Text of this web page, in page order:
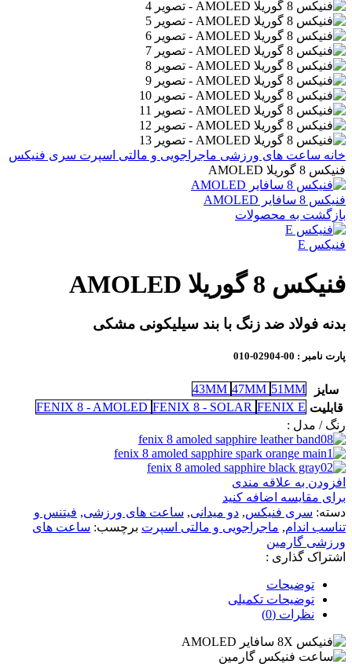
خانه ساعت های ورزشی ماجراجویی و مالتی اسپرت سری فنیکس
فنیکس 8 گوریلا AMOLED
فنیکس 8 سافایر AMOLED
بازگشت به محصولات
فنیکس E
فنیکس 8 گوریلا AMOLED
بدنه فولاد ضد زنگ با بند سیلیکونی مشکی
پارت نامبر : 00-02904-010
سایز 43MM 47MM 51MM
قابلیت
FENIX 8 - AMOLED FENIX 8 - SOLAR FENIX E
رنگ / مدل :
افزودن به علاقه مندی
برای مقایسه اضافه کنید
دسته: سری فنیکس, دو میدانی, ساعت های ورزشی, فیتنس و
تناسب اندام, ماجراجویی و مالتی اسپرت برچسب: ساعت های
ورزشی گارمین
اشتراک گذاری :
توضیحات
توضیحات تکمیلی
نظرات (0)